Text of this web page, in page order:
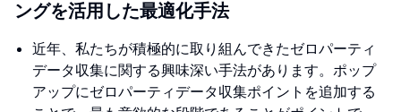
ングを活用した最適化手法
近年、私たちが積極的に取り組んできたゼロパーティ
データ収集に関する興味深い手法があります。ポップ
アップにゼロパーティデータ収集ポイントを追加する